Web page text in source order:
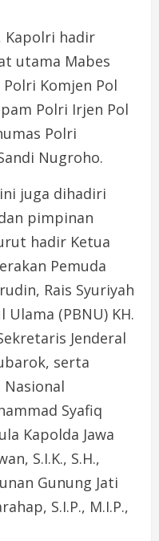
Kapolri hadir
utama Mabes
Komjen Pol
Polri Irjen Pol
Polri
Nugroho.
juga dihadiri
pimpinan
hadir Ketua
Pemuda
Rais Syuriyah
(PBNU) KH.
Jenderal
serta
Nasional
Syafiq
Kapolda Jawa
S.I.K., S.H.,
Gunung Jati
S.I.P., M.I.P.,